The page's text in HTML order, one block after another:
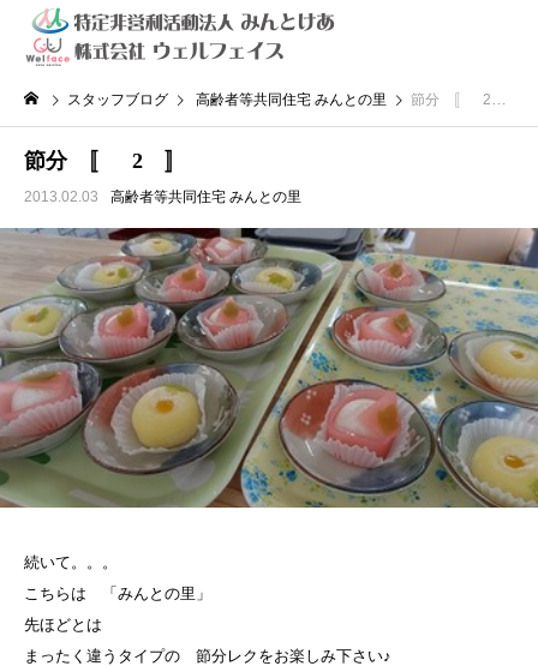
スタッフブログ 高齢者等共同住宅 みんとの里 節分 〚 2 〛
節分 〚 2 〛
2013.02.03 高齢者等共同住宅 みんとの里
続いて。。。
こちらは 「みんとの里」
先ほどとは
まったく違うタイプの 節分レクをお楽しみ下さい♪